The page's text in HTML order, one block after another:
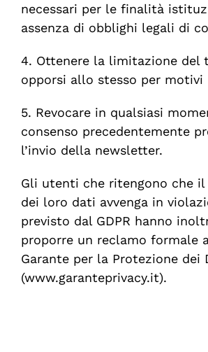
necessari per le finalità
assenza di obblighi legali di
4. Ottenere la limitazione del
opporsi allo stesso per
5. Revocare in qualsiasi
consenso precedentemente
l’invio della newsletter.
Gli utenti che ritengono che
dei loro dati avvenga in
previsto dal GDPR hanno
proporre un reclamo formale
Garante per la Protezione dei
(www.garanteprivacy.it).